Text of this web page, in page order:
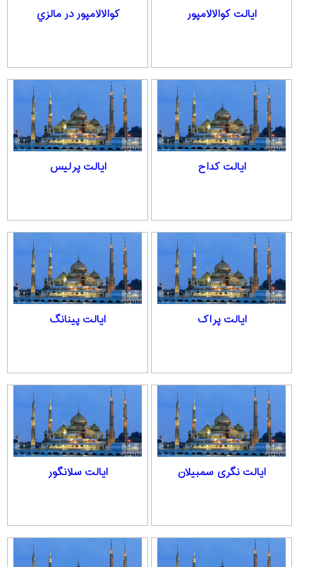
كوالالامپور در مالزي ایالت کوالالامپور
ایالت پرلیس ایالت کداح
ایالت پینانگ ایالت پراک
ایالت سلانگور ایالت نگری سمبیلان